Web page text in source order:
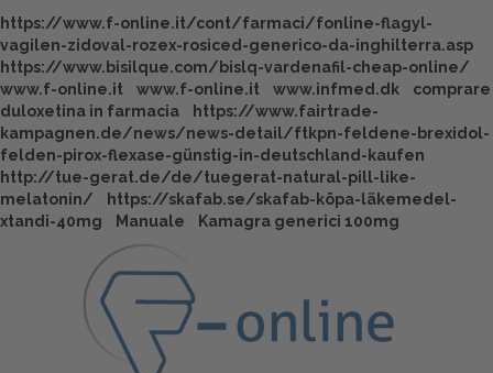
https://www.f-online.it/cont/farmaci/fonline-flagyl-
vagilen-zidoval-rozex-rosiced-generico-da-inghilterra.asp
https://www.bisilque.com/bislq-vardenafil-cheap-online/
www.f-online.it
www.f-online.it www.infmed.dk
comprare
duloxetina in farmacia
https://www.fairtrade-
kampagnen.de/news/news-detail/ftkpn-feldene-brexidol-
felden-pirox-flexase-günstig-in-deutschland-kaufen
http://tue-gerat.de/de/tuegerat-natural-pill-like-
melatonin/
https://skafab.se/skafab-köpa-läkemedel-
xtandi-40mg
Manuale Kamagra generici 100mg